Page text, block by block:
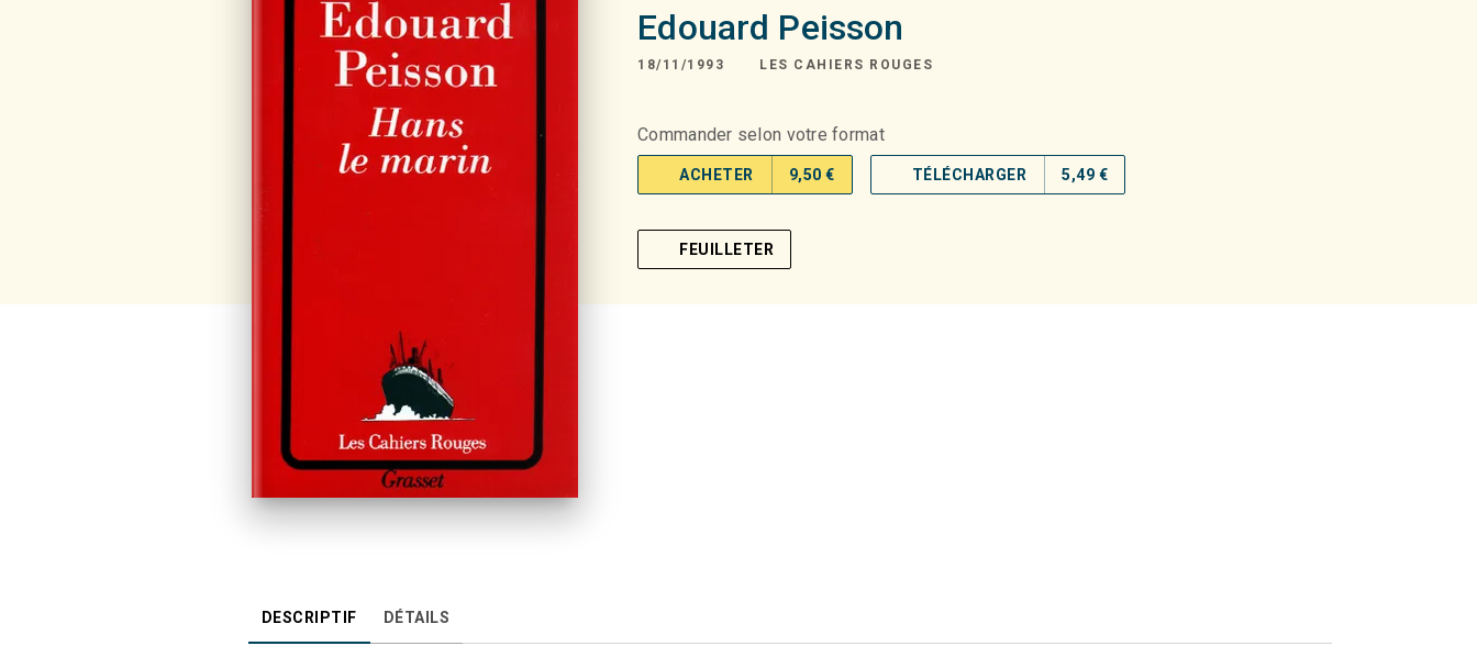
Edouard Peisson
18/11/1993 LES CAHIERS ROUGES
Commander selon votre format
ACHETER 9,50 € TÉLÉCHARGER 5,49 €
FEUILLETER
DESCRIPTIF DÉTAILS